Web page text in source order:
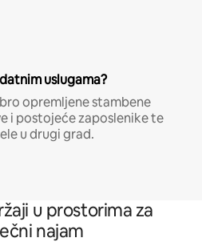
uslugama?
opremljene stambene
i postojeće zaposlenike te
u drugi grad.
u prostorima za
najam